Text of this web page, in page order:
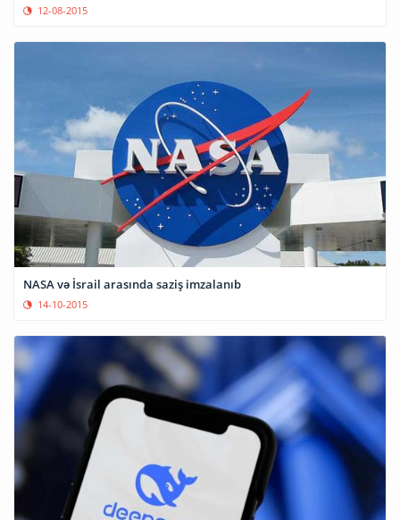
12-08-2015
NASA və İsrail arasında saziş imzalanıb
14-10-2015